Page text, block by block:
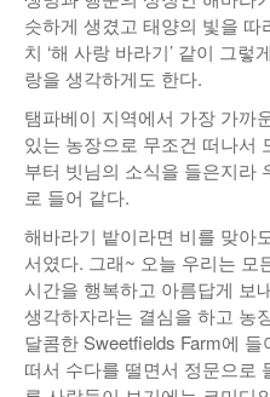
슷하게 생겼고 태양의 빛을
치 ‘해 사랑 바라기’ 같이 그
랑을 생각하게도 한다.
탬파베이 지역에서 가장 가까
있는 농장으로 무조건 떠나서
부터 빗님의 소식을 들은지라
로 들어 같다.
해바라기 밭이라면 비를 맞아
서였다. 그래~ 오늘 우리는 모
시간을 행복하고 아름답게 보
생각하자라는 결심을 하고 농
달콤한 Sweetfields Farm에
떠서 수다를 떨면서 정문으로